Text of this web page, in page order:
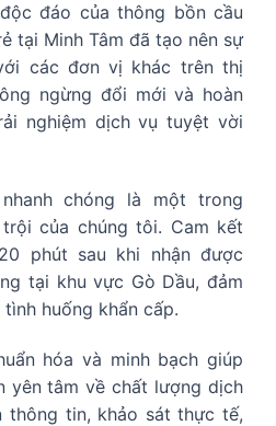
đáo của thông bồn cầu
tại Minh Tâm đã tạo nên sự
các đơn vị khác trên thị
ngừng đổi mới và hoàn
nghiệm dịch vụ tuyệt vời
chóng là một trong
của chúng tôi. Cam kết
phút sau khi nhận được
tại khu vực Gò Dầu, đảm
huống khẩn cấp.
hóa và minh bạch giúp
yên tâm về chất lượng dịch
thông tin, khảo sát thực tế,